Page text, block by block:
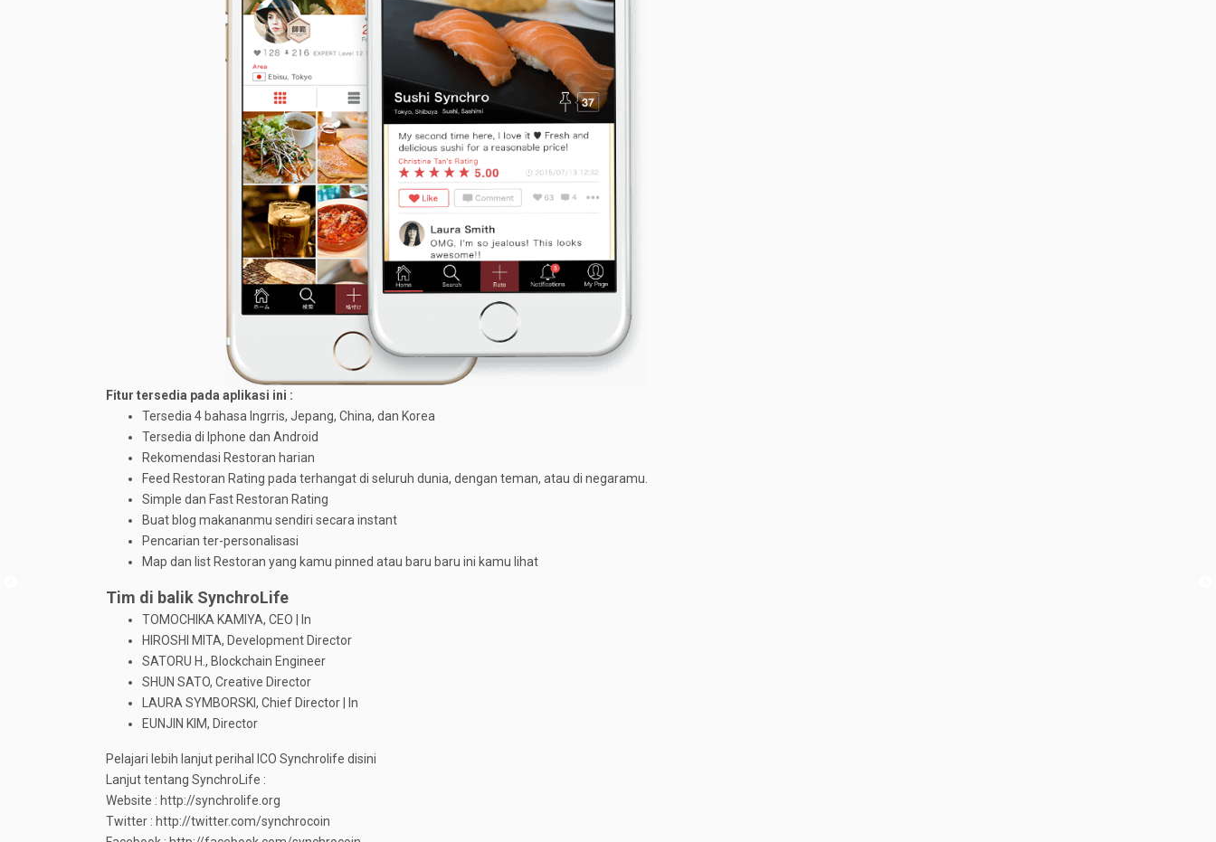
Fitur tersedia pada aplikasi ini :
Tersedia 4 bahasa Ingrris, Jepang, China, dan Korea
Tersedia di Iphone dan Android
Rekomendasi Restoran harian
Feed Restoran Rating pada terhangat di seluruh dunia, dengan teman, atau di negaramu.
Simple dan Fast Restoran Rating
Buat blog makananmu sendiri secara instant
Pencarian ter-personalisasi
Map dan list Restoran yang kamu pinned atau baru baru ini kamu lihat
Tim di balik SynchroLife
TOMOCHIKA KAMIYA, CEO | In
HIROSHI MITA, Development Director
SATORU H., Blockchain Engineer
SHUN SATO, Creative Director
LAURA SYMBORSKI, Chief Director | In
EUNJIN KIM, Director
Pelajari lebih lanjut perihal ICO Synchrolife disini
Lanjut tentang SynchroLife :
Website : http://synchrolife.org
Twitter : http://twitter.com/synchrocoin